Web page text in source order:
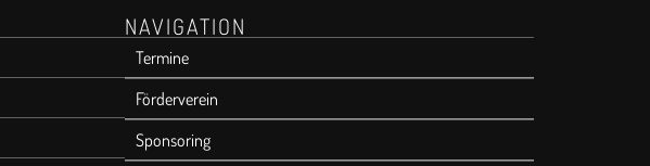
NAVIGATION
Termine
Förderverein
Sponsoring